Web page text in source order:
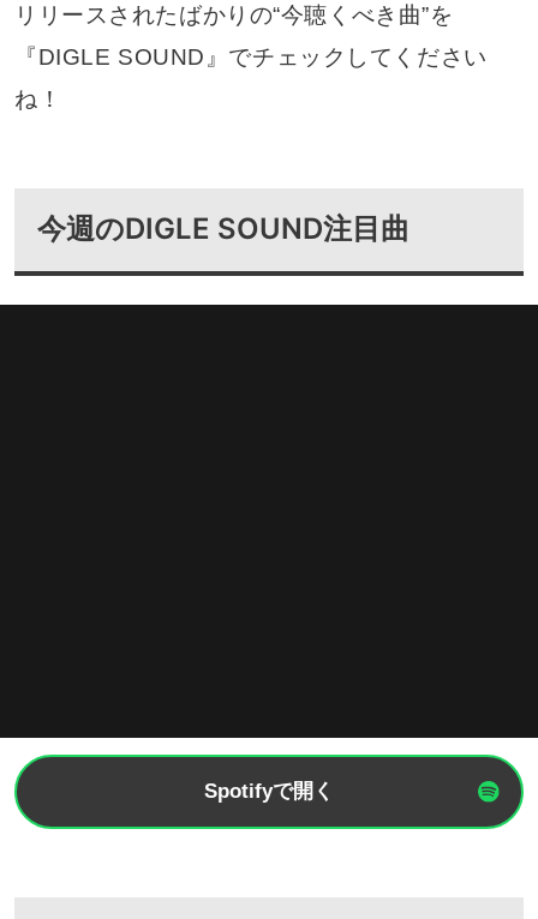
リリースされたばかりの“今聴くべき曲”を
『DIGLE SOUND』でチェックしてください
ね！
今週のDIGLE SOUND注目曲
Spotifyで開く